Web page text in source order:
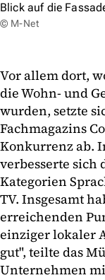
Blick auf die
© M-Net
Vor allem dort,
die Wohn- und
wurden, setzte
Fachmagazins
Konkurrenz ab.
verbesserte sich
Kategorien
TV. Insgesamt
erreichenden
einziger lokaler
gut", teilte das
Unternehmen